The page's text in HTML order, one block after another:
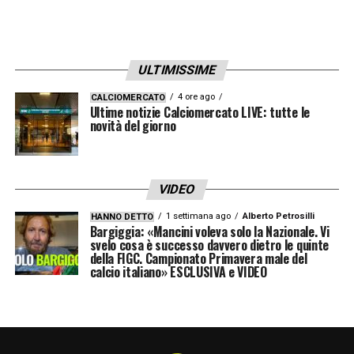
ULTIMISSIME
CALCIOMERCATO 4 ore ago
Ultime notizie Calciomercato LIVE: tutte le
novità del giorno
VIDEO
HANNO DETTO 1 settimana ago Alberto Petrosilli
Bargiggia: «Mancini voleva solo la Nazionale. Vi
svelo cosa è successo davvero dietro le quinte
della FIGC. Campionato Primavera male del
calcio italiano» ESCLUSIVA e VIDEO